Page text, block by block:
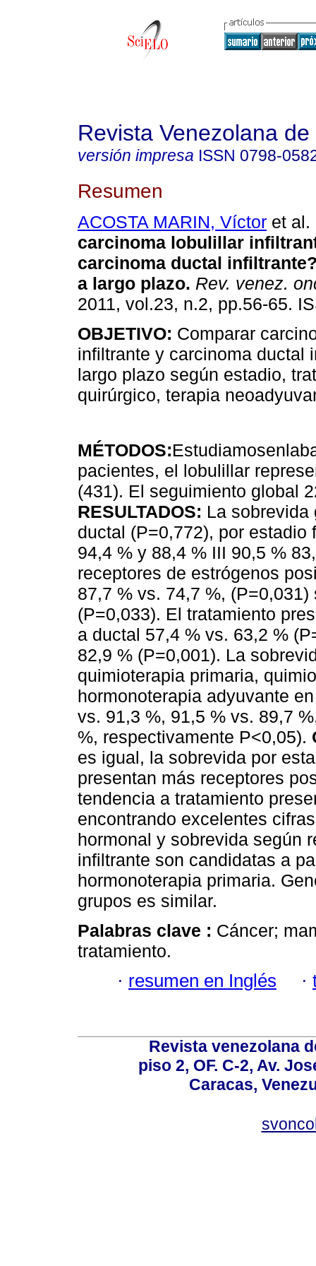
Revista Venezolana
versión impresa ISSN 0798-
Resumen
ACOSTA MARIN, Víctor et al.
carcinoma lobulillar
carcinoma ductal
a largo plazo. Rev. venez.
2011, vol.23, n.2, pp.56-65.
OBJETIVO: Comparar
infiltrante y carcinoma ductal
largo plazo según estadio,
quirúrgico, terapia
MÉTODOS:
pacientes, el lobulillar
(431). El seguimiento global
RESULTADOS: La sobrevida
ductal (P=0,772), por
94,4 % y 88,4 % III 90,5 %
receptores de estrógenos
87,7 % vs. 74,7 %,
(P=0,033). El tratamiento
a ductal 57,4 % vs. 63,2 %
82,9 % (P=0,001). La
quimioterapia primaria,
hormonoterapia adyuvante
vs. 91,3 %, 91,5 % vs. 89,7
%, respectivamente P<0,05).
es igual, la sobrevida por
presentan más receptores
tendencia a tratamiento
encontrando excelentes
hormonal y sobrevida según
infiltrante son candidatas a
hormonoterapia primaria.
grupos es similar.
Palabras clave : Cáncer;
tratamiento.
· resumen en Inglés ·
Revista venezolana
piso 2, OF. C-2, Av.
Caracas,